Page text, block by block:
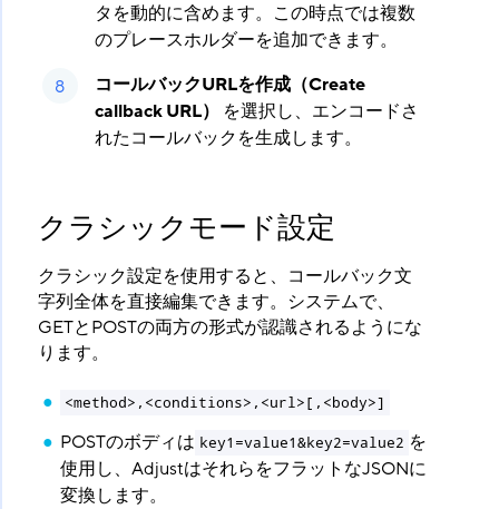
タを動的に含めます。この時点では複数
のプレースホルダーを追加できます。
コールバックURLを作成（Create
callback URL）
​ を選択し、エンコードさ
れたコールバックを生成します。
クラシックモード設定
クラシック設定を使用すると、コールバック文
字列全体を直接編集できます。システムで、
GETとPOSTの両方の形式が認識されるようにな
ります。
<method>,<conditions>,<url>[,<body>]
POSTのボディは key1=value1&key2=value2 を
使用し、AdjustはそれらをフラットなJSONに
変換します。